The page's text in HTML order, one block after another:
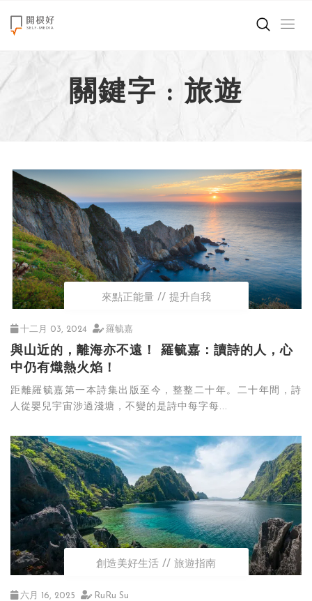
來點正能量
世界在想什麼
創造美好生活
職場商業經濟
影片專區
關於我們
關鍵字 : 旅遊
來點正能量 提升自我
十二月 03, 2024 羅毓嘉
與山近的，離海亦不遠！ 羅毓嘉：讀詩的人，心
中仍有熾熱火焰！
距離羅毓嘉第一本詩集出版至今，整整二十年。二十年間，詩
人從嬰兒宇宙涉過淺塘，不變的是詩中每字每...
創造美好生活 旅遊指南
六月 16, 2025 RuRu Su